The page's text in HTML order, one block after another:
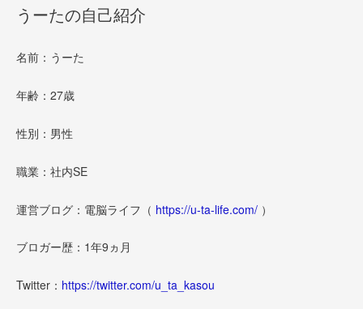
うーたの自己紹介
名前：うーた
年齢：27歳
性別：男性
職業：社内SE
運営ブログ：電脳ライフ（ https://u-ta-life.com/ ）
ブロガー歴：1年9ヵ月
Twitter： https://twitter.com/u_ta_kasou